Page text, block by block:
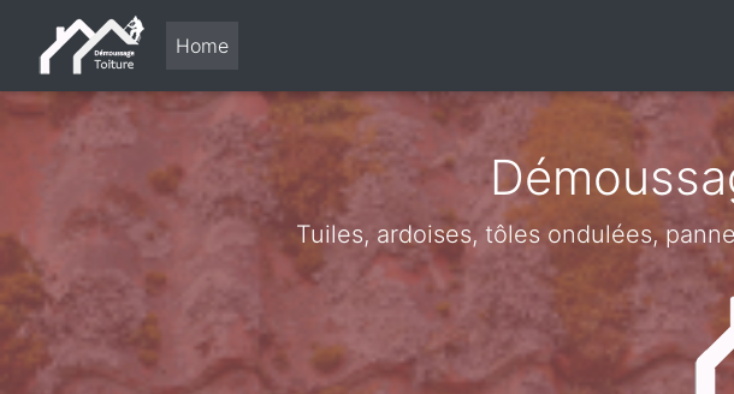
Home
Tuiles, ardoises, tôles ondulées,